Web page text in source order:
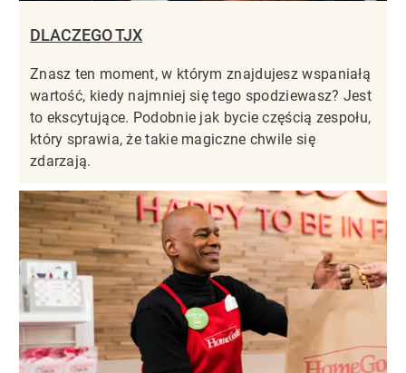
DLACZEGO TJX
Znasz ten moment, w którym znajdujesz wspaniałą
wartość, kiedy najmniej się tego spodziewasz? Jest
to ekscytujące. Podobnie jak bycie częścią zespołu,
który sprawia, że takie magiczne chwile się
zdarzają.